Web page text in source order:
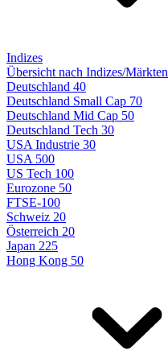
Indizes
Übersicht nach Indizes/Märkten
Deutschland 40
Deutschland Small Cap 70
Deutschland Mid Cap 50
Deutschland Tech 30
USA Industrie 30
USA 500
US Tech 100
Eurozone 50
FTSE-100
Schweiz 20
Österreich 20
Japan 225
Hong Kong 50